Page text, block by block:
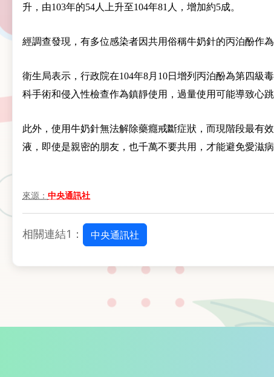
升，由103年的54人上升至104年81人，增加約5成。
經調查發現，有多位感染者因共用俗稱牛奶針的丙泊酚作
衛生局表示，行政院在104年8月10日增列丙泊酚為第四
科手術和侵入性檢查作為鎮靜使用，過量使用可能導致心
此外，使用牛奶針無法解除藥癮戒斷症狀，而現階段最有
液，即使是親密的朋友，也千萬不要共用，才能避免愛滋病
來源： 中央通訊社
相關連結1： 中央通訊社